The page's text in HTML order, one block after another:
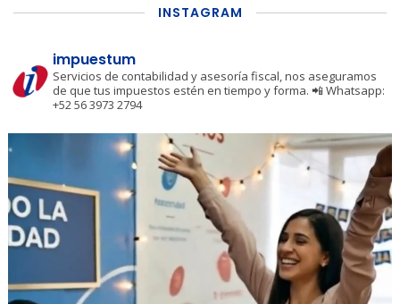
INSTAGRAM
impuestum
Servicios de contabilidad y asesoría fiscal, nos aseguramos
de que tus impuestos estén en tiempo y forma. 📲 Whatsapp:
+52 56 3973 2794